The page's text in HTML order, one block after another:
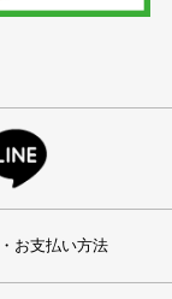
お支払い方法